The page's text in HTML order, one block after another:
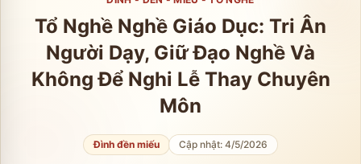
Tổ Nghề Nghề Giáo Dục: Tri Ân
Người Dạy, Giữ Đạo Nghề Và
Không Để Nghi Lễ Thay Chuyên
Môn
Đình đền miếu Cập nhật: 4/5/2026